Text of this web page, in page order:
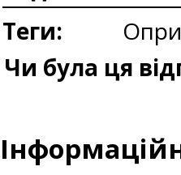
Теги:
Чи була ця